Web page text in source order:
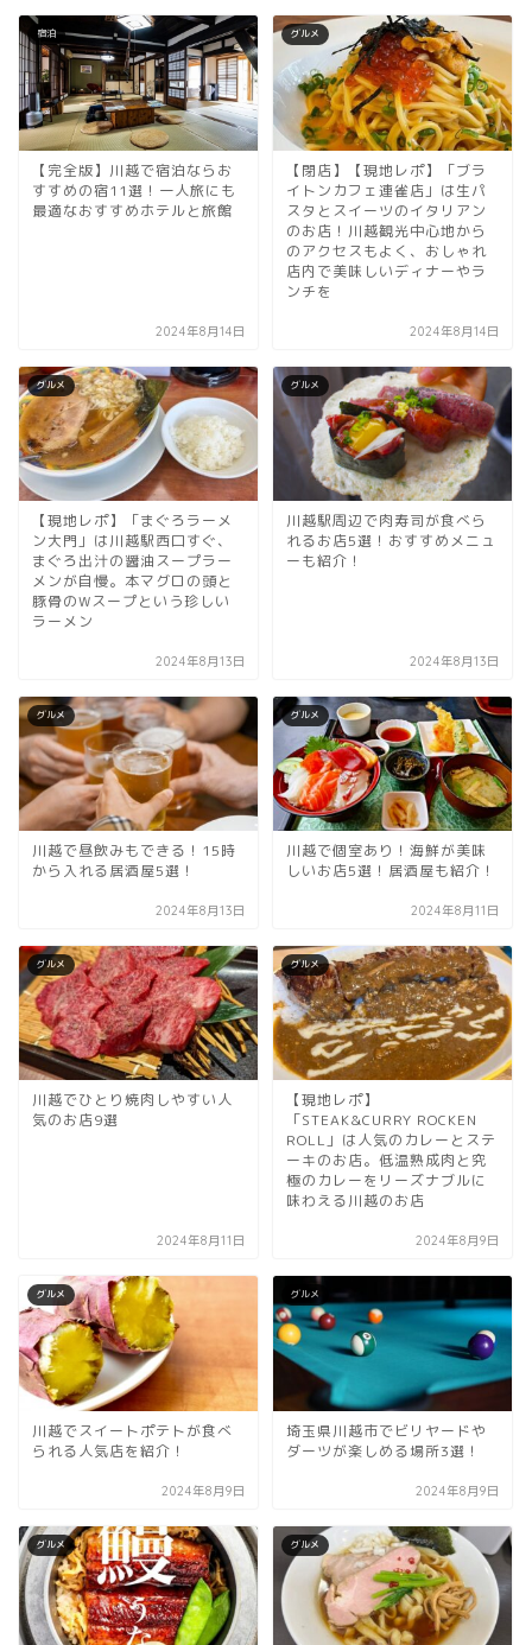
宿泊
【完全版】川越で宿泊ならお
すすめの宿11選！一人旅にも
最適なおすすめホテルと旅館
2024年8月14日
グルメ
【閉店】【現地レポ】「ブラ
イトンカフェ連雀店」は生パ
スタとスイーツのイタリアン
のお店！川越観光中心地から
のアクセスもよく、おしゃれ
店内で美味しいディナーやラ
ンチを
2024年8月14日
グルメ
【現地レポ】「まぐろラーメ
ン大門」は川越駅西口すぐ、
まぐろ出汁の醤油スープラー
メンが自慢。本マグロの頭と
豚骨のWスープという珍しい
ラーメン
2024年8月13日
グルメ
川越駅周辺で肉寿司が食べら
れるお店5選！おすすめメニュ
ーも紹介！
2024年8月13日
グルメ
川越で昼飲みもできる！15時
から入れる居酒屋5選！
2024年8月13日
グルメ
川越で個室あり！海鮮が美味
しいお店5選！居酒屋も紹介！
2024年8月11日
グルメ
川越でひとり焼肉しやすい人
気のお店9選
2024年8月11日
グルメ
【現地レポ】
「STEAK&CURRY ROCKEN
ROLL」は人気のカレーとステ
ーキのお店。低温熟成肉と究
極のカレーをリーズナブルに
味わえる川越のお店
2024年8月9日
グルメ
川越でスイートポテトが食べ
られる人気店を紹介！
2024年8月9日
グルメ
埼玉県川越市でビリヤードや
ダーツが楽しめる場所3選！
2024年8月9日
グルメ グルメ